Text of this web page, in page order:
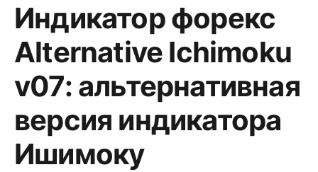
Индикатор форекс
Alternative Ichimoku
v07: альтернативная
версия индикатора
Ишимоку